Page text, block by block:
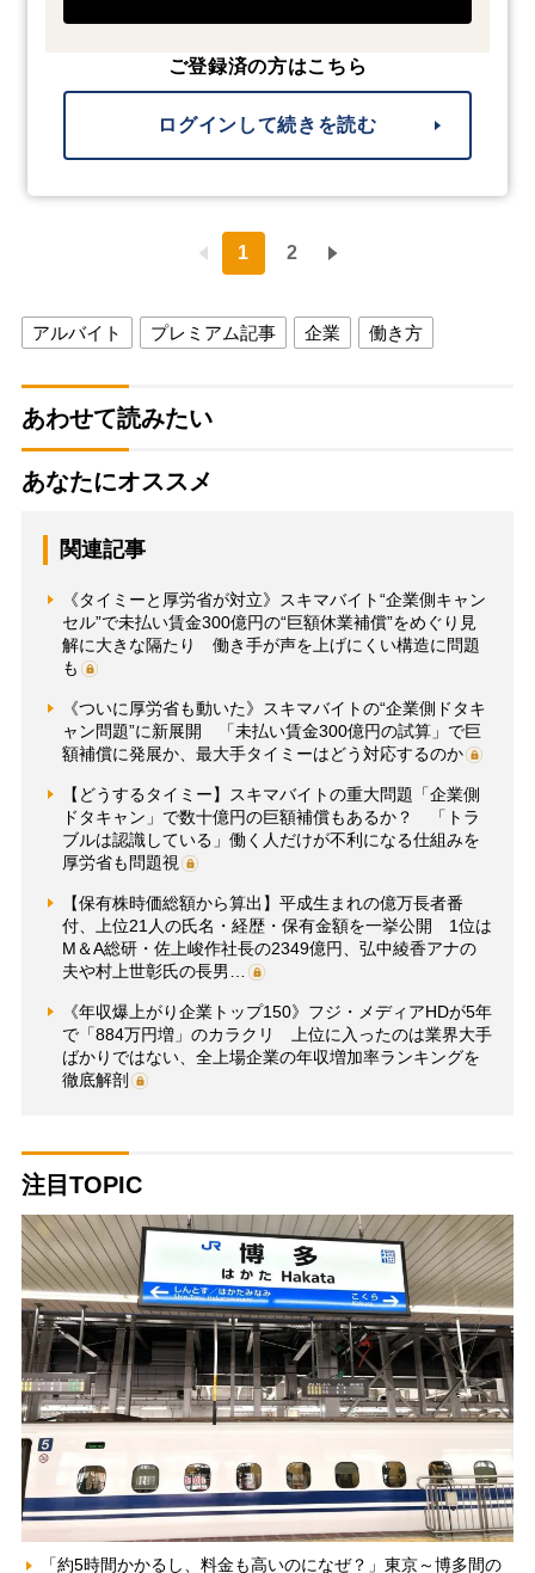
ご登録済の方はこちら
ログインして続きを読む
1 2
アルバイト プレミアム記事 企業 働き方
あわせて読みたい
あなたにオススメ
関連記事
《タイミーと厚労省が対立》スキマバイト“企業側キャン
セル”で未払い賃金300億円の“巨額休業補償”をめぐり見
解に大きな隔たり 働き手が声を上げにくい構造に問題
も
《ついに厚労省も動いた》スキマバイトの“企業側ドタキ
ャン問題”に新展開 「未払い賃金300億円の試算」で巨
額補償に発展か、最大手タイミーはどう対応するのか
【どうするタイミー】スキマバイトの重大問題「企業側
ドタキャン」で数十億円の巨額補償もあるか？ 「トラ
ブルは認識している」働く人だけが不利になる仕組みを
厚労省も問題視
【保有株時価総額から算出】平成生まれの億万長者番
付、上位21人の氏名・経歴・保有金額を一挙公開 1位は
M＆A総研・佐上峻作社長の2349億円、弘中綾香アナの
夫や村上世彰氏の長男…
《年収爆上がり企業トップ150》フジ・メディアHDが5年
で「884万円増」のカラクリ 上位に入ったのは業界大手
ばかりではない、全上場企業の年収増加率ランキングを
徹底解剖
注目TOPIC
「約5時間かかるし、料金も高いのになぜ？」東京～博多間の